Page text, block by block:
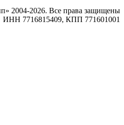
2004-2026. Все права защищены
ИНН 7716815409, КПП 771601001